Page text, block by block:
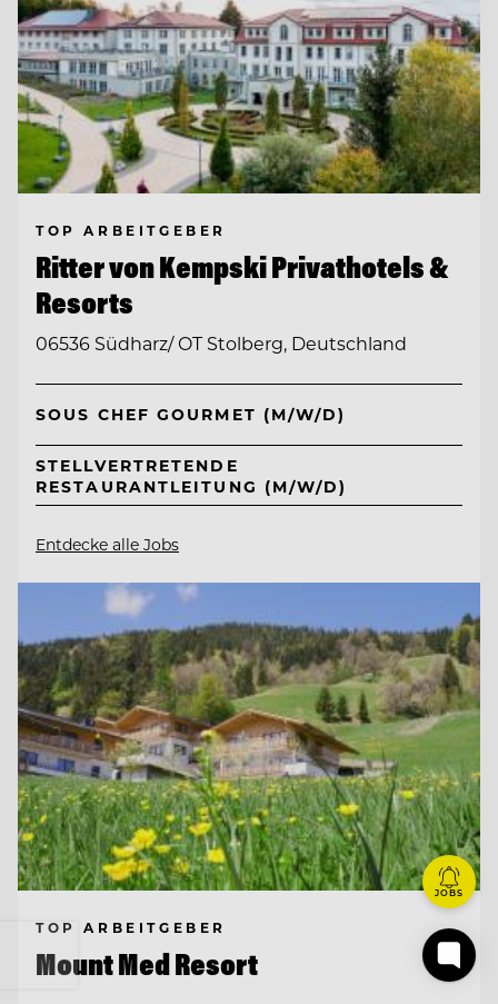
TOP ARBEITGEBER
Ritter von Kempski Privathotels &
Resorts
06536 Südharz/ OT Stolberg, Deutschland
SOUS CHEF GOURMET (M/W/D)
STELLVERTRETENDE
RESTAURANTLEITUNG (M/W/D)
Entdecke alle Jobs
TOP ARBEITGEBER
Mount Med Resort
JOBS